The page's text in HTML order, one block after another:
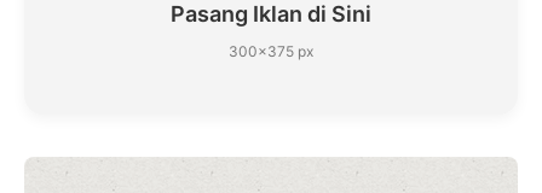
Pasang Iklan di Sini
300×375 px